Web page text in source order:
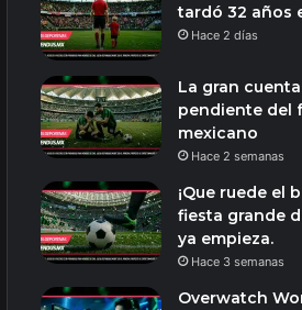
tardó 32 años
Hace 2 días
La gran cuenta
pendiente del
mexicano
Hace 2 semanas
¡Que ruede el
fiesta grande
ya empieza.
Hace 3 semanas
Overwatch